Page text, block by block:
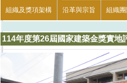
組織及獎項架構 沿革與宗旨 組織
114年度第26屆國家建築金獎實地